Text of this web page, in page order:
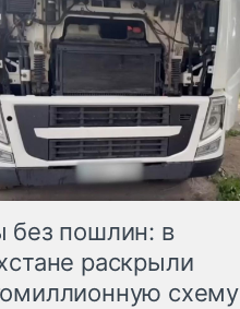
без пошлин: в
раскрыли
схему